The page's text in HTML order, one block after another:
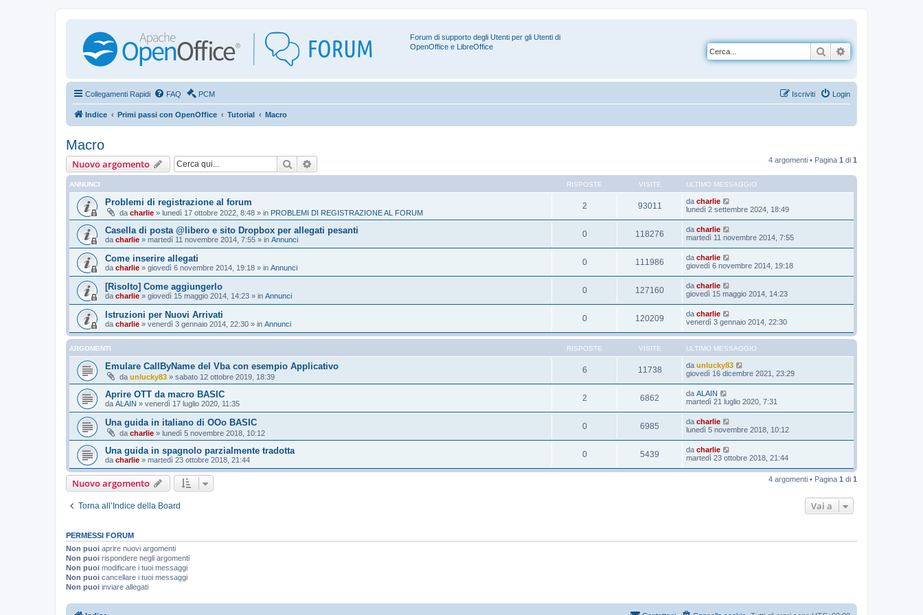
Forum di supporto degli Utenti per gli Utenti di
OpenOffice e LibreOffice
Cerca
Collegamenti Rapidi FAQ PCM Login
Iscriviti
Indice Primi passi con OpenOffice Tutorial Macro
Macro
Nuovo argomento Cerca 4 argomenti • Pagina 1 di 1
ANNUNCI RISPOSTE VISITE ULTIMO MESSAGGIO
Problemi di registrazione al forum
da charlie » lunedì 17 ottobre 2022, 8:48 » in PROBLEMI DI REGISTRAZIONE AL FORUM
2 93011 da charlie
lunedì 2 settembre 2024, 18:49
Casella di posta @libero e sito Dropbox per allegati pesanti
da charlie » martedì 11 novembre 2014, 7:55 » in Annunci
0 118276 da charlie
martedì 11 novembre 2014, 7:55
Come inserire allegati
da charlie » giovedì 6 novembre 2014, 19:18 » in Annunci
0 111986 da charlie
giovedì 6 novembre 2014, 19:18
[Risolto] Come aggiungerlo
da charlie » giovedì 15 maggio 2014, 14:23 » in Annunci
0 127160 da charlie
giovedì 15 maggio 2014, 14:23
Istruzioni per Nuovi Arrivati
da charlie » venerdì 3 gennaio 2014, 22:30 » in Annunci
0 120209 da charlie
venerdì 3 gennaio 2014, 22:30
ARGOMENTI RISPOSTE VISITE ULTIMO MESSAGGIO
Emulare CallByName del Vba con esempio Applicativo
da unlucky83 » sabato 12 ottobre 2019, 18:39
6 11738 da unlucky83
giovedì 16 dicembre 2021, 23:29
Aprire OTT da macro BASIC
da ALAIN » venerdì 17 luglio 2020, 11:35
2 6862 da ALAIN
martedì 21 luglio 2020, 7:31
Una guida in italiano di OOo BASIC
da charlie » lunedì 5 novembre 2018, 10:12
0 6985 da charlie
lunedì 5 novembre 2018, 10:12
Una guida in spagnolo parzialmente tradotta
da charlie » martedì 23 ottobre 2018, 21:44
0 5439 da charlie
martedì 23 ottobre 2018, 21:44
Nuovo argomento 4 argomenti • Pagina 1 di 1
Torna all’Indice della Board Vai a
PERMESSI FORUM
Non puoi aprire nuovi argomenti
Non puoi rispondere negli argomenti
Non puoi modificare i tuoi messaggi
Non puoi cancellare i tuoi messaggi
Non puoi inviare allegati